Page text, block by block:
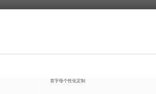
首字母个性化定制